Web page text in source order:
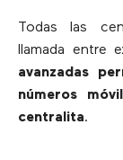
Todas las
llamada entre
avanzadas
números
centralita.